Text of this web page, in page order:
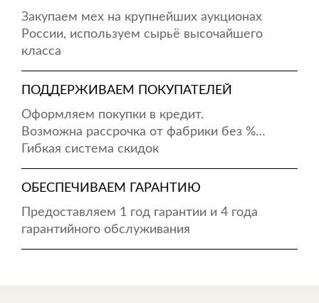
Закупаем мех на крупнейших аукционах
России, используем сырьё высочайшего
класса
ПОДДЕРЖИВАЕМ ПОКУПАТЕЛЕЙ
Оформляем покупки в кредит.
Возможна рассрочка от фабрики без %…
Гибкая система скидок
ОБЕСПЕЧИВАЕМ ГАРАНТИЮ
Предоставляем 1 год гарантии и 4 года
гарантийного обслуживания